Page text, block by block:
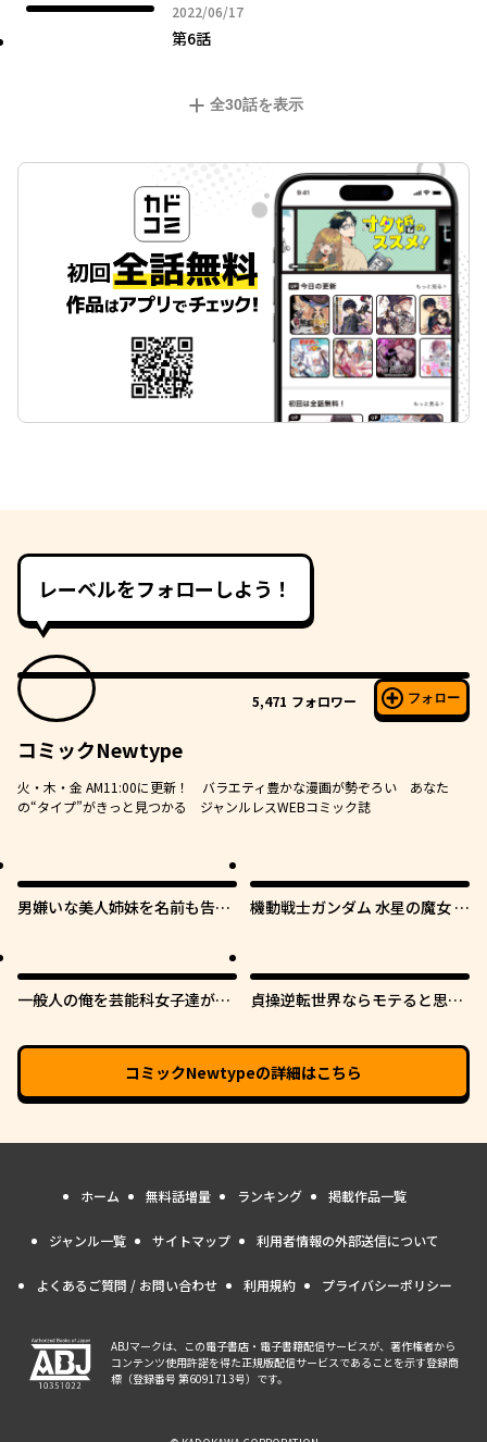
2022/06/17
2022年06月17日
第6話
全30話を表示
レーベルをフォローしよう！
5,471 フォロワー フォロー
コミックNewtype
火・木・金 AM11:00に更新！ バラエティ豊かな漫画が勢ぞろい あなた
の“タイプ”がきっと見つかる ジャンルレスWEBコミック誌
男嫌いな美人姉妹を名前も告げ
機動戦士ガンダム 水星の魔女 青
一般人の俺を芸能科女子達が逃
貞操逆転世界ならモテると思っ
コミックNewtypeの詳細はこちら
ホーム 無料話増量 ランキング 掲載作品一覧
ジャンル一覧 サイトマップ 利用者情報の外部送信について
よくあるご質問 / お問い合わせ 利用規約 プライバシーポリシー
ABJマークは、この電子書店・電子書籍配信サービスが、著作権者から
コンテンツ使用許諾を得た正規版配信サービスであることを示す登録商
標（登録番号 第6091713号）です。